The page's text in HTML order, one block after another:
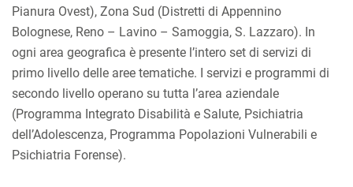
Pianura Ovest), Zona Sud (Distretti di Appennino
Bolognese, Reno – Lavino – Samoggia, S. Lazzaro). In
ogni area geografica è presente l’intero set di servizi di
primo livello delle aree tematiche. I servizi e programmi di
secondo livello operano su tutta l’area aziendale
(Programma Integrato Disabilità e Salute, Psichiatria
dell’Adolescenza, Programma Popolazioni Vulnerabili e
Psichiatria Forense).